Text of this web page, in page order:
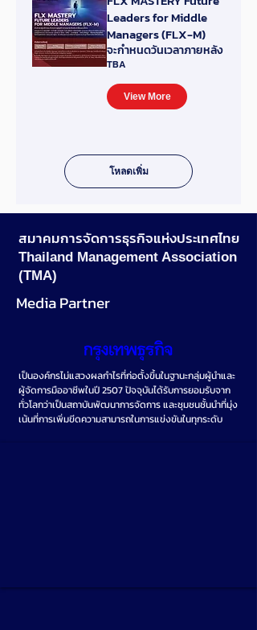
Leaders for Middle
Managers (FLX-M)
จะกำหนดวันเวลาภายหลัง
TBA
View More
โหลดเพิ่ม
สมาคมการจัดการธุรกิจแห่งประเทศไทย
Thailand Management Association
(TMA)
Media Partner
เป็นองค์กรไม่แสวงผลกำไรที่ก่อตั้งขึ้นในฐานะกลุ่มผู้นำและ
ผู้จัดการมืออาชีพในปี 2507 ปัจจุบันได้รับการยอมรับจาก
ทั่วโลกว่าเป็นสถาบันพัฒนาการจัดการ และชุมชนชั้นนำที่มุ่ง
เน้นที่การเพิ่มขีดความสามารถในการแข่งขันในทุกระดับ